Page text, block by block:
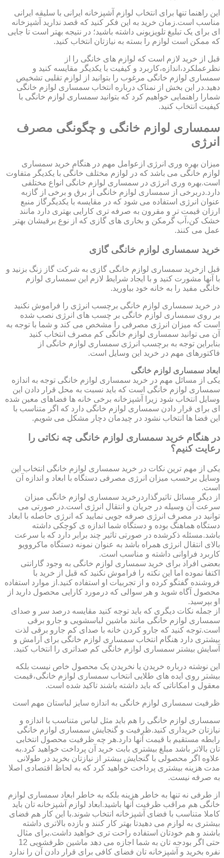
این راهنما تنها برای انتخاب لوازم آشپزخانه ایرانی با سلیقه ایرانی
مناسب است.زمان خرید به این فکر کنید که قصد ندارید آشپزخانه
ای برای یک تبلیغ تلویزیونی داشته باشید؛ در نتیجه بهتر است تا جایی
که ممکن است لوازم را بسته به نیازتان انتخاب کنید.
قبل از خرید لازم است که لوازم های خانگی را از
نظرعملکرد،اندازه،کاربرد و کیفیت با یکدیگر مقایسه کنید و
سمساری لوازم خانگی مرغوب را بتوانید از لوازم تقلبی تشخیص
دهید.در این بخش از نمناک درباره انتخاب سمساری لوازم خانگی
شمارا راهنمایی خواهیم کرد که بتوانید سمساری لوازم خانگی با
کیفیت انتخاب کنید.
سمساری لوازم خانگی و چگونگی مصرف
انرژی
میزان بهره وری انرژی ازعوامل مهم در هنگام خرید سمساری
لوازم خانگی می باشد که در لوازم مختلف خانگی با یکدیگر متفاوت
است.بهره وری انرژی در سمساری لوازم خانگی انواع مختلفی
دارد.دربرخی از سمساری لوازم خانگی از برق و برخی از گازبه
عنوان انرژی استفاده می شود که در مقایسه با یکدیگرگاز منبع
ارزان قیمت تر و مقرون به صرفه تری کارایی بهتری دارد مانند
خشک کن،آب گرمکن و بخاری های گازی که از نوع برقیشان بهتر
عمل می کنند.
خرید سمساری لوازم خانگی گازی
قبل ازخرید سمساری لوازم خانگی گازی به شرکت گاز زنگ بزنید و
با آنها مشورت کنید و با ایجاد شرایط لازم این سمساری لوازم
خانگی مفید را به خانه خود بیاورید.
در خرید سمساری لوازم خانگی برچسب انرژی را فراموش نکنید
بر روی سمساری لوازم خانگی بر چسب های انرژی نصب شده
است که میزان انرژی مصرفی را مشخص می کند و شما با توجه به
آن می توانید سمساری لوازم خانگی کم مصرف انتخاب کنید
بنابراین توجه به برچسب انرژی سمساری لوازم خانگی از
فاکتورهای مهم در خرید این وسایل است.
ابعاد سمساری لوازم خانگی
یکی از مسائل مهم در خرید سمساری لوازم خانگی توجه به اندازه
سمساری لوازم خانگی است که باید نسبت به محل قرار دادن این
وسایل انتخاب شود زیرا آشپزخانه برخی خانه ها فضاهای معین شده
ای برای قرار دادن سمساری لوازم خانگی دارد که اگر متناسب با
این فضا ها انتخاب نشود در چیدمان دچار مشکل می شویم.
در هنگام خرید سمساری لوازم خانگی چه نکاتی را
رعایت کنیم؟
یکی از مهم ترین نکات در خرید سمساری لوازم خانگی انتخاب این
وسایل برحسب میزان انرژی مصرفی دستگاه با ابعاد و اندازه آن
است.
از دیگر مسائل تاثیرگذاردرخرید سمساری لوازم خانگی میزان
سرعت آن وسیله در جریان و انتقال انرژی است.در صورتی می
توانید در مصرف انرژی صرفه جویی نمایید که انرژی حاصله با ابعاد
دستگاه هماهنگ بوده و دستگاه شما اندازه ی کوچکی داشته
باشد.مسئله ذکرشده در صورتی تاثیر چند برابر دارد که با سرعت
بالای انتقال انرژی همراه باشد به عنوان نمونه دستگاه ماکروویو
کاربرد فراوانی داشته و مناسب است.
بعضی افراد برای خرید سمساری لوازم خانگی به وجود گارانتی
اکتفا نموده اما این نکته را فراموش نکنید که قبل از خرید با
فروشنده گفتگو کرده و از تجربیات او استفاده کنید.از موارد استفاده
محصول آگاه شوید و هر سوالی که درمورد کارایی محصول دارید از
او بپرسید.
از جمله نکات دیگری که باید توجه کنید مقایسه درصد سر و صدای
سمساری لوازم خانگی مانند ماشین لباسشویی و جارو برقی
است.توجه کنید که جارو کردن خانه با صدای کم جارو برقی لذت
بیشتری دارد هنگام انتخاب سمساری لوازم خانگی برای آرامش و
آسایش بیشتر سمساری لوازم خانگی کم صداتری را انتخاب کنید.
این نوشته درباره خریدن یا نخریدن یک محصول خاص نیست بلکه
بیشتر روی ایده های طلایی انتخاب سمساری لوازم خانگی،قیمت
معقول و امکاناتی که باید داشته باشند تاکید شده است.
ظرفیت سمساری لوازم خانگی به اندازه سایز لباستان مهم است
سمساری لوازم خانگی را هم باید مثل لباس متناسب با اندازه و
نیازتان خریداری کنید.ظرفیت و گنجایش سمساری لوازم خانگی
رابطه مستقیم با قیمت آنها دارد.هر چه ظرفیت محصول انتخابی
تان بالاتر باشد مبلغ بیشتری بابت خرید آن پرداخت خواهید کرد.به
علاوه اگر محصولی با گنجایش بیشتر از نیازتان بخرید در طولانی
مدت هزینه بیشتری پرداخت خواهید کرد که به لحاظ اقتصادی اصلا
به صرفه نیست.
از طرفی نه تنها به خاطر هزینه بلکه به خاطر ابعاد سمساری لوازم
خانگی هم مراقب ظرفیت آنها باشید.ابعاد لوازم آشپزخانه تان باید
کاملا متناسب با فضای آشپزخانه انتخاب شوند.با این کار هم فضای
بیشتری به لوازم می دهیدتا بهتر کار کنند و بازده بالاتری داشته
باشند و هم خودتان استفاده راحت تری خواهید داشت.برای مثال
حتی اگر بودجه تان به شما اجازه می دهد ماشین ظرفشویی 12
نفره بخرید و آشپزخانه تان فضای کافی برای قرار دادن آن را ندارد